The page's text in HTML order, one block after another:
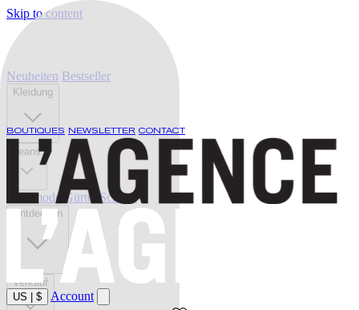
Skip to content
BOUTIQUES NEWSLETTER CONTACT
US $ Account
Neuheiten Bestseller
Kleidung
Jeans
Bademode Gürtel Schuhe
Entdecken
Verkauf